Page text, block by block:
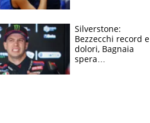
Silverstone:
Bezzecchi record e
dolori, Bagnaia
spera